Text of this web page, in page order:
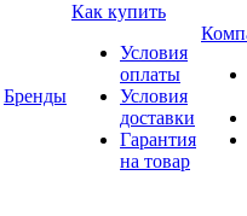
Бренды
Как купить
Условия
оплаты
Условия
доставки
Гарантия
на товар